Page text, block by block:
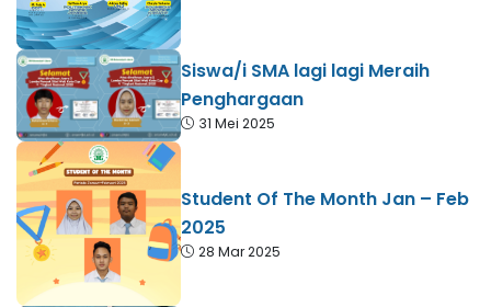
Siswa/i SMA lagi lagi Meraih
Penghargaan
31 Mei 2025
Student Of The Month Jan – Feb
2025
28 Mar 2025